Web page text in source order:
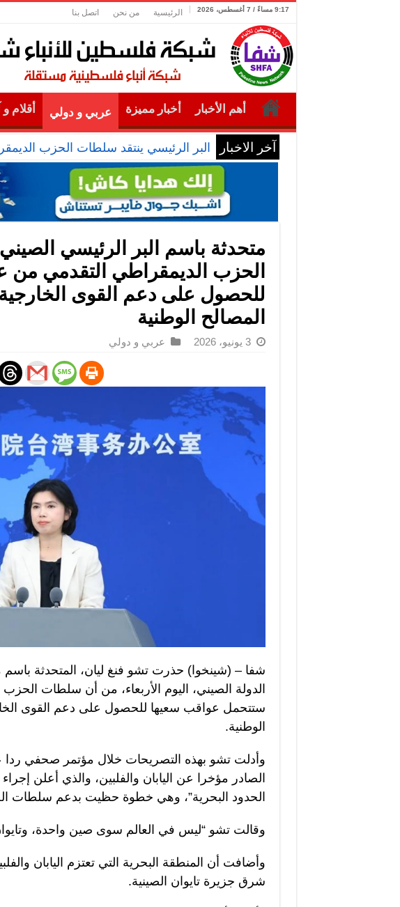
9:17 مساءً / 7 أغسطس، 2026 الرئيسية من نحن اتصل بنا
أهم الأخبار أخبار مميزة عربي و دولي أقلام و
آخر الاخبار البر الرئيسي ينتقد سلطات الحزب
متحدثة باسم البر الرئيسي
الحزب الديمقراطي التقدمي من
للحصول على دعم القوى
المصالح الوطنية
3 يونيو، 2026 عربي و دولي
شفا – (شينخوا) حذرت تشو فنغ ليان، المتحدثة
الدولة الصيني، اليوم الأربعاء، من أن سلطات
ستتحمل عواقب سعيها للحصول على دعم القوى
الوطنية.
وأدلت تشو بهذه التصريحات خلال مؤتمر صحفي ردا
الصادر مؤخرا عن اليابان والفلبين، والذي أعلن
الحدود البحرية”، وهي خطوة حظيت بدعم سلطات
وقالت تشو “ليس في العالم سوى صين واحدة،
وأضافت أن المنطقة البحرية التي تعتزم اليابان
شرق جزيرة تايوان الصينية.